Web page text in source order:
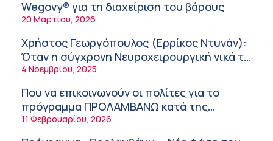
ΙΣΑ
Ευάγγελος Λιάτσικος – Πανεπιστημιακό
Νοσοκομείο Πατρών
9:03 πμ
Χρήστος Γεωργόπουλος – «ΕΡΡΙΚΟΣ
ΝΤΥΝΑΝ»/ΚΕΝΤΡΟ ΑΝΑΠΛΑΣΗ
8:58 πμ
Tanmaxxing: To trend που στέλνει τη Gen Z
Wegovy® για τη διαχείριση του βάρους
20 Μαρτίου, 2026
Χρήστος Γεωργόπουλος (Ερρίκος Ντυνάν):
Όταν η σύγχρονη Νευροχειρουργική νικά το
φόβο!
4 Νοεμβρίου, 2025
Που να επικοινωνούν οι πολίτες για το
πρόγραμμα ΠΡΟΛΑΜΒΑΝΩ κατά της
παχυσαρκίας
11 Φεβρουαρίου, 2026